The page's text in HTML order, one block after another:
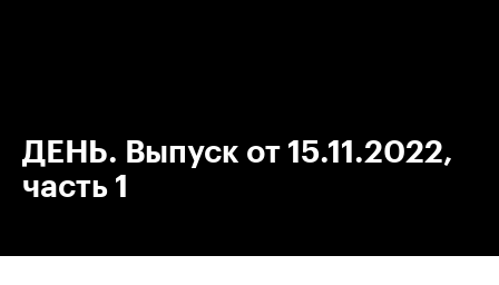
ДЕНЬ. Выпуск от 15.11.2022,
часть 1